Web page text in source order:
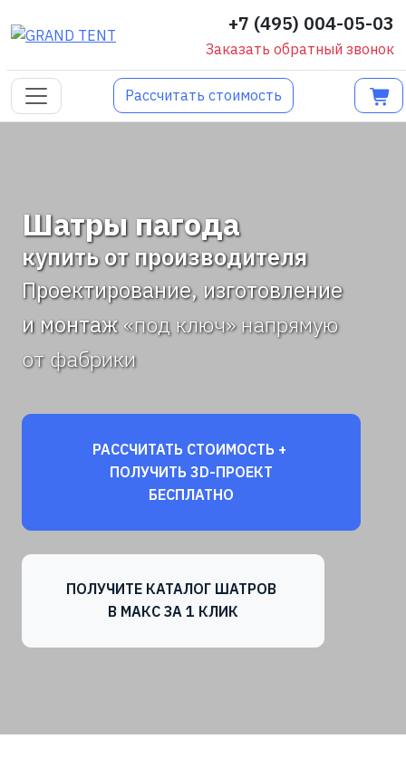
+7 (495) 004-05-03
Заказать обратный звонок
Рассчитать стоимость
Шатры пагода
купить от производителя
Проектирование, изготовление
и монтаж«под ключ» напрямую
от фабрики
РАССЧИТАТЬ СТОИМОСТЬ +
ПОЛУЧИТЬ 3D-ПРОЕКТ
БЕСПЛАТНО
ПОЛУЧИТЕ КАТАЛОГ ШАТРОВ
В МАКС ЗА 1 КЛИК